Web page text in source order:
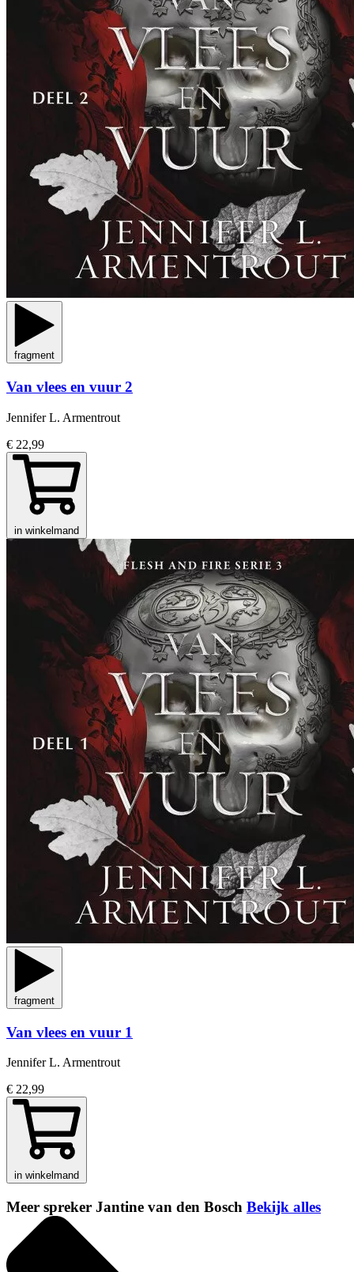
fragment
Van vlees en vuur 2
Jennifer L. Armentrout
€ 22,99
in winkelmand
fragment
Van vlees en vuur 1
Jennifer L. Armentrout
€ 22,99
in winkelmand
Meer spreker Jantine van den Bosch Bekijk alles